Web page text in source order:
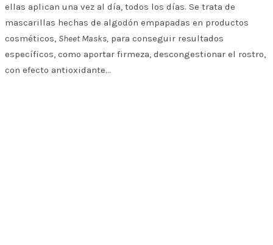
ellas aplican una vez al día, todos los días. Se trata de
mascarillas hechas de algodón empapadas en productos
cosméticos, Sheet Masks, para conseguir resultados
específicos, como aportar firmeza, descongestionar el rostro,
con efecto antioxidante…